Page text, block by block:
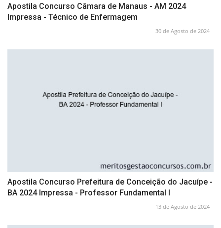
Apostila Concurso Câmara de Manaus - AM 2024
Impressa - Técnico de Enfermagem
30 de Agosto de 2024
Apostila Concurso Prefeitura de Conceição do Jacuípe -
BA 2024 Impressa - Professor Fundamental I
13 de Agosto de 2024